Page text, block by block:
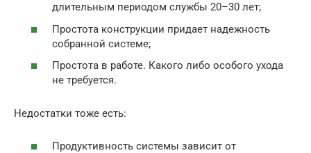
длительным периодом службы 20–30 лет;
Простота конструкции придает надежность
собранной системе;
Простота в работе. Какого либо особого ухода
не требуется.
Недостатки тоже есть:
Продуктивность системы зависит от